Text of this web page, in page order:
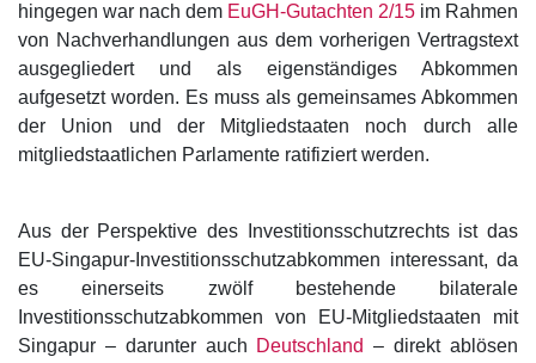
hingegen war nach dem EuGH-Gutachten 2/15 im Rahmen
von Nachverhandlungen aus dem vorherigen Vertragstext
ausgegliedert und als eigenständiges Abkommen
aufgesetzt worden. Es muss als gemeinsames Abkommen
der Union und der Mitgliedstaaten noch durch alle
mitgliedstaatlichen Parlamente ratifiziert werden.
Aus der Perspektive des Investitionsschutzrechts ist das
EU-Singapur-Investitionsschutzabkommen interessant, da
es einerseits zwölf bestehende bilaterale
Investitionsschutzabkommen von EU-Mitgliedstaaten mit
Singapur – darunter auch Deutschland – direkt ablösen